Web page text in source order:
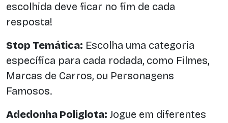
escolhida deve ficar no fim de cada
resposta!
Stop Temática: Escolha uma categoria
específica para cada rodada, como Filmes,
Marcas de Carros, ou Personagens
Famosos.
Adedonha Poliglota: Jogue em diferentes